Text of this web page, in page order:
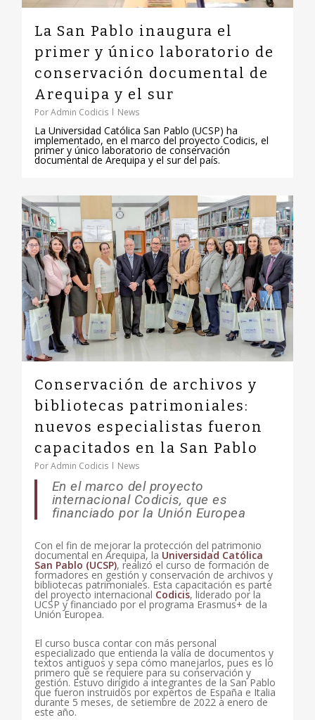
La San Pablo inaugura el
primer y único laboratorio de
conservación documental de
Arequipa y el sur
PorAdmin Codicis News
La Universidad Católica San Pablo (UCSP) ha
implementado, en el marco del proyecto Codicis, el
primer y único laboratorio de conservación
documental de Arequipa y el sur del país.
Conservación de archivos y
bibliotecas patrimoniales:
nuevos especialistas fueron
capacitados en la San Pablo
PorAdmin Codicis News
En el marco del proyecto
internacional Codicis, que es
financiado por la Unión Europea
Con el fin de mejorar la protección del patrimonio
documental en Arequipa, la Universidad Católica
San Pablo (UCSP), realizó el curso de formación de
formadores en gestión y conservación de archivos y
bibliotecas patrimoniales. Esta capacitación es parte
del proyecto internacional Codicis, liderado por la
UCSP y financiado por el programa Erasmus+ de la
Unión Europea.
El curso busca contar con más personal
especializado que entienda la valía de documentos y
textos antiguos y sepa cómo manejarlos, pues es lo
primero que se requiere para su conservación y
gestión. Estuvo dirigido a integrantes de la San Pablo
que fueron instruidos por expertos de España e Italia
durante 5 meses, de setiembre de 2022 a enero de
este año.